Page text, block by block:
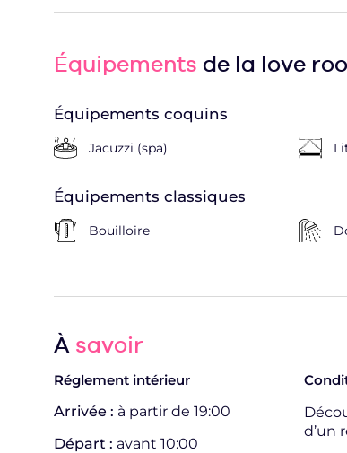
Équipements de la love
Équipements coquins
Jacuzzi (spa)
Équipements classiques
Bouilloire
À savoir
Réglement intérieur
Arrivée : à partir de 19:00
Départ : avant 10:00
d’un